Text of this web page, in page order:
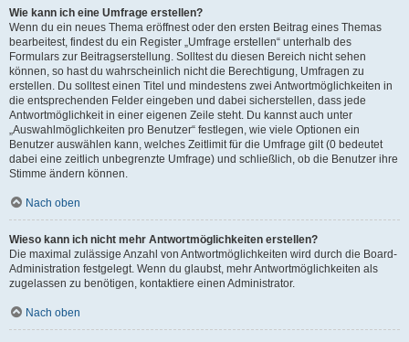
Wie kann ich eine Umfrage erstellen?
Wenn du ein neues Thema eröffnest oder den ersten Beitrag eines Themas
bearbeitest, findest du ein Register „Umfrage erstellen“ unterhalb des
Formulars zur Beitragserstellung. Solltest du diesen Bereich nicht sehen
können, so hast du wahrscheinlich nicht die Berechtigung, Umfragen zu
erstellen. Du solltest einen Titel und mindestens zwei Antwortmöglichkeiten in
die entsprechenden Felder eingeben und dabei sicherstellen, dass jede
Antwortmöglichkeit in einer eigenen Zeile steht. Du kannst auch unter
„Auswahlmöglichkeiten pro Benutzer“ festlegen, wie viele Optionen ein
Benutzer auswählen kann, welches Zeitlimit für die Umfrage gilt (0 bedeutet
dabei eine zeitlich unbegrenzte Umfrage) und schließlich, ob die Benutzer ihre
Stimme ändern können.
Nach oben
Wieso kann ich nicht mehr Antwortmöglichkeiten erstellen?
Die maximal zulässige Anzahl von Antwortmöglichkeiten wird durch die Board-
Administration festgelegt. Wenn du glaubst, mehr Antwortmöglichkeiten als
zugelassen zu benötigen, kontaktiere einen Administrator.
Nach oben